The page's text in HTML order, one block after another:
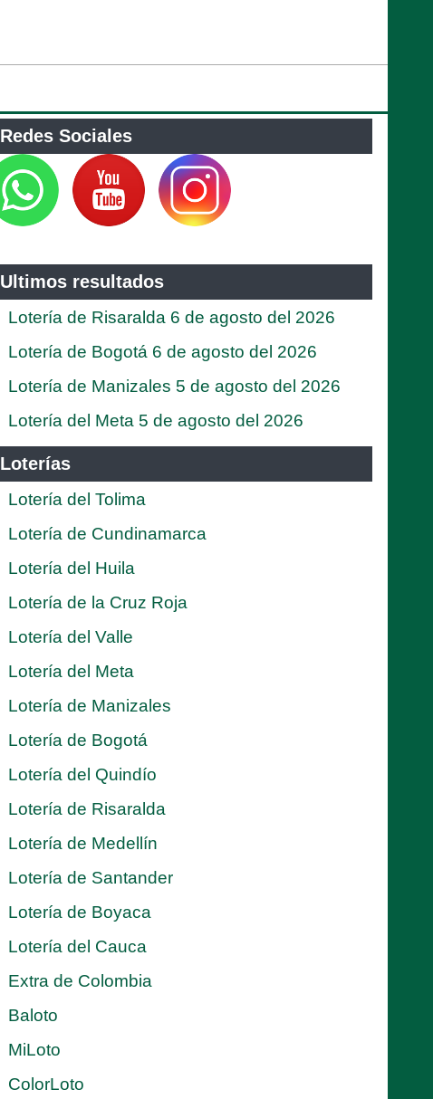
Redes Sociales
Ultimos resultados
Lotería de Risaralda 6 de agosto del 2026
Lotería de Bogotá 6 de agosto del 2026
Lotería de Manizales 5 de agosto del 2026
Lotería del Meta 5 de agosto del 2026
Loterías
Lotería del Tolima
Lotería de Cundinamarca
Lotería del Huila
Lotería de la Cruz Roja
Lotería del Valle
Lotería del Meta
Lotería de Manizales
Lotería de Bogotá
Lotería del Quindío
Lotería de Risaralda
Lotería de Medellín
Lotería de Santander
Lotería de Boyaca
Lotería del Cauca
Extra de Colombia
Baloto
MiLoto
ColorLoto